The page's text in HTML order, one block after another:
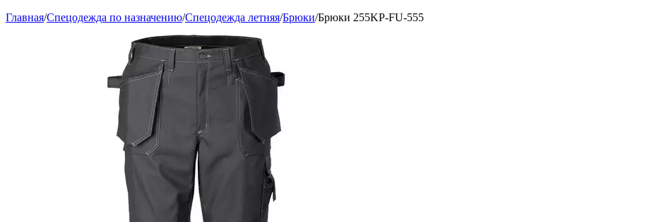
Главная/Спецодежда по назначению/Спецодежда летняя/Брюки/Брюки 255KP-FU-555